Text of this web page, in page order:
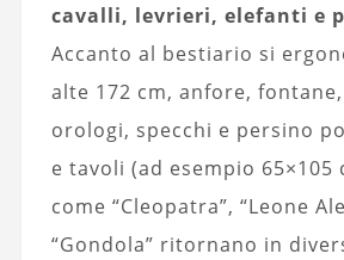
cavalli, levrieri, elefanti e
Accanto al bestiario si
alte 172 cm, anfore, fontane,
orologi, specchi e persino
e tavoli (ad esempio 65×105
come “Cleopatra”, “Leone
“Gondola” ritornano in